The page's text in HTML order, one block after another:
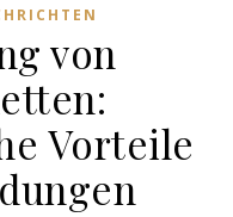
von
Vorteile